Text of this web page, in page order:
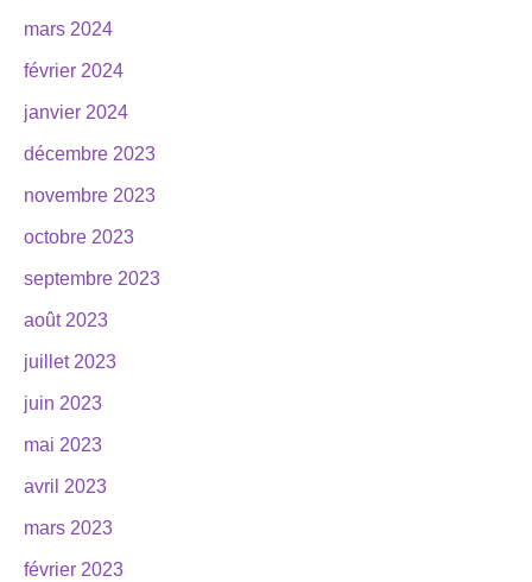
mars 2024
février 2024
janvier 2024
décembre 2023
novembre 2023
octobre 2023
septembre 2023
août 2023
juillet 2023
juin 2023
mai 2023
avril 2023
mars 2023
février 2023